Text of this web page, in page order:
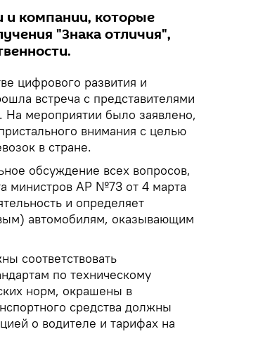
и компании, которые
"Знака отличия",
цифрового развития и
встреча с представителями
На мероприятии было заявлено,
внимания с целью
в стране.
обсуждение всех вопросов,
министров АР №73 от 4 марта
и определяет
автомобилям, оказывающим
соответствовать
по техническому
норм, окрашены в
средства должны
о водителе и тарифах на